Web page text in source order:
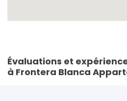
Évaluations et
à Frontera Blanca